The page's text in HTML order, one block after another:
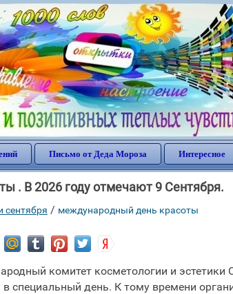
Письмо от Деда Мороза Интересное
. В 2026 году отмечают 9 Сентября.
сентября / международный день красоты
комитет косметологии и эстетики
в специальный день. К тому времени